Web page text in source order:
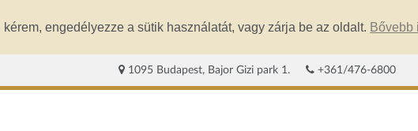
engedélyezze a sütik használatát, vagy zárja be az oldalt. Bővebb
1095 Budapest, Bajor Gizi park 1. +361/476-6800